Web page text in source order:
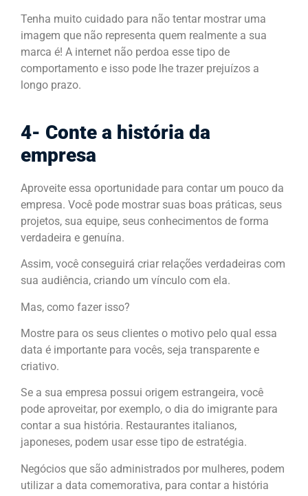
Tenha muito cuidado para não tentar mostrar uma
imagem que não representa quem realmente a sua
marca é! A internet não perdoa esse tipo de
comportamento e isso pode lhe trazer prejuízos a
longo prazo.
4- Conte a história da
empresa
Aproveite essa oportunidade para contar um pouco da
empresa. Você pode mostrar suas boas práticas, seus
projetos, sua equipe, seus conhecimentos de forma
verdadeira e genuína.
Assim, você conseguirá criar relações verdadeiras com
sua audiência, criando um vínculo com ela.
Mas, como fazer isso?
Mostre para os seus clientes o motivo pelo qual essa
data é importante para vocês, seja transparente e
criativo.
Se a sua empresa possui origem estrangeira, você
pode aproveitar, por exemplo, o dia do imigrante para
contar a sua história. Restaurantes italianos,
japoneses, podem usar esse tipo de estratégia.
Negócios que são administrados por mulheres, podem
utilizar a data comemorativa, para contar a história